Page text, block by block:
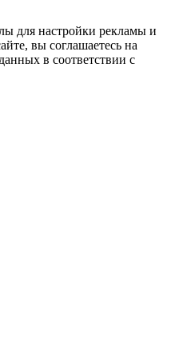
для настройки рекламы и
вы соглашаетесь на
в соответствии с